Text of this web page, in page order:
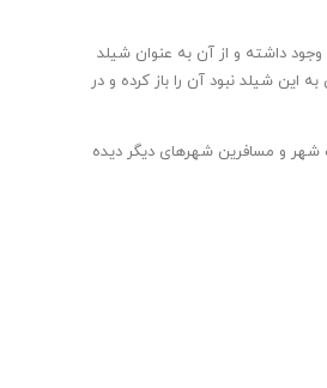
داشته و از آن به عنوان شیلد
این شیلد نبود آن را باز کرده و در
شهر و مسافرین شهرهای دیگر دیده